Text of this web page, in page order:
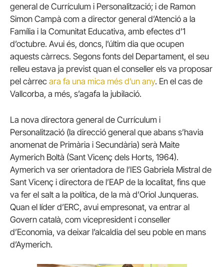
general de Currículum i Personalització; i de Ramon
Simon Campà com a director general d’Atenció a la
Família i la Comunitat Educativa, amb efectes d’1
d’octubre. Avui és, doncs, l’últim dia que ocupen
aquests càrrecs. Segons fonts del Departament, el seu
relleu estava ja previst quan el conseller els va proposar
pel càrrec ara fa una mica més d’un any. En el cas de
Vallcorba, a més, s’agafa la jubilació.
La nova directora general de Currículum i
Personalització (la direcció general que abans s’havia
anomenat de Primària i Secundària) serà Maite
Aymerich Boltà (Sant Vicenç dels Horts, 1964).
Aymerich va ser orientadora de l’IES Gabriela Mistral de
Sant Vicenç i directora de l’EAP de la localitat, fins que
va fer el salt a la política, de la mà d’Oriol Junqueras.
Quan el líder d’ERC, avui empresonat, va entrar al
Govern català, com vicepresident i conseller
d’Economia, va deixar l’alcaldia del seu poble en mans
d’Aymerich.